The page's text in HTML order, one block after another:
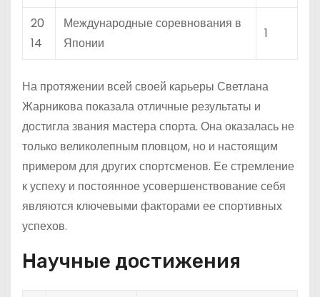
20
14
Международные соревнования в
Японии
1
На протяжении всей своей карьеры Светлана
Жарникова показала отличные результаты и
достигла звания мастера спорта. Она оказалась не
только великолепным пловцом, но и настоящим
примером для других спортсменов. Ее стремление
к успеху и постоянное усовершенствование себя
являются ключевыми факторами ее спортивных
успехов.
Научные достижения